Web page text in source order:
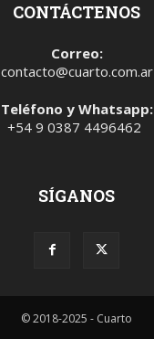
CONTÁCTENOS
Correo:
contacto@cuarto.com.ar
Teléfono y Whatsapp:
+54 9 0387 4496462
SÍGANOS
© 2018-2025 - Cuarto